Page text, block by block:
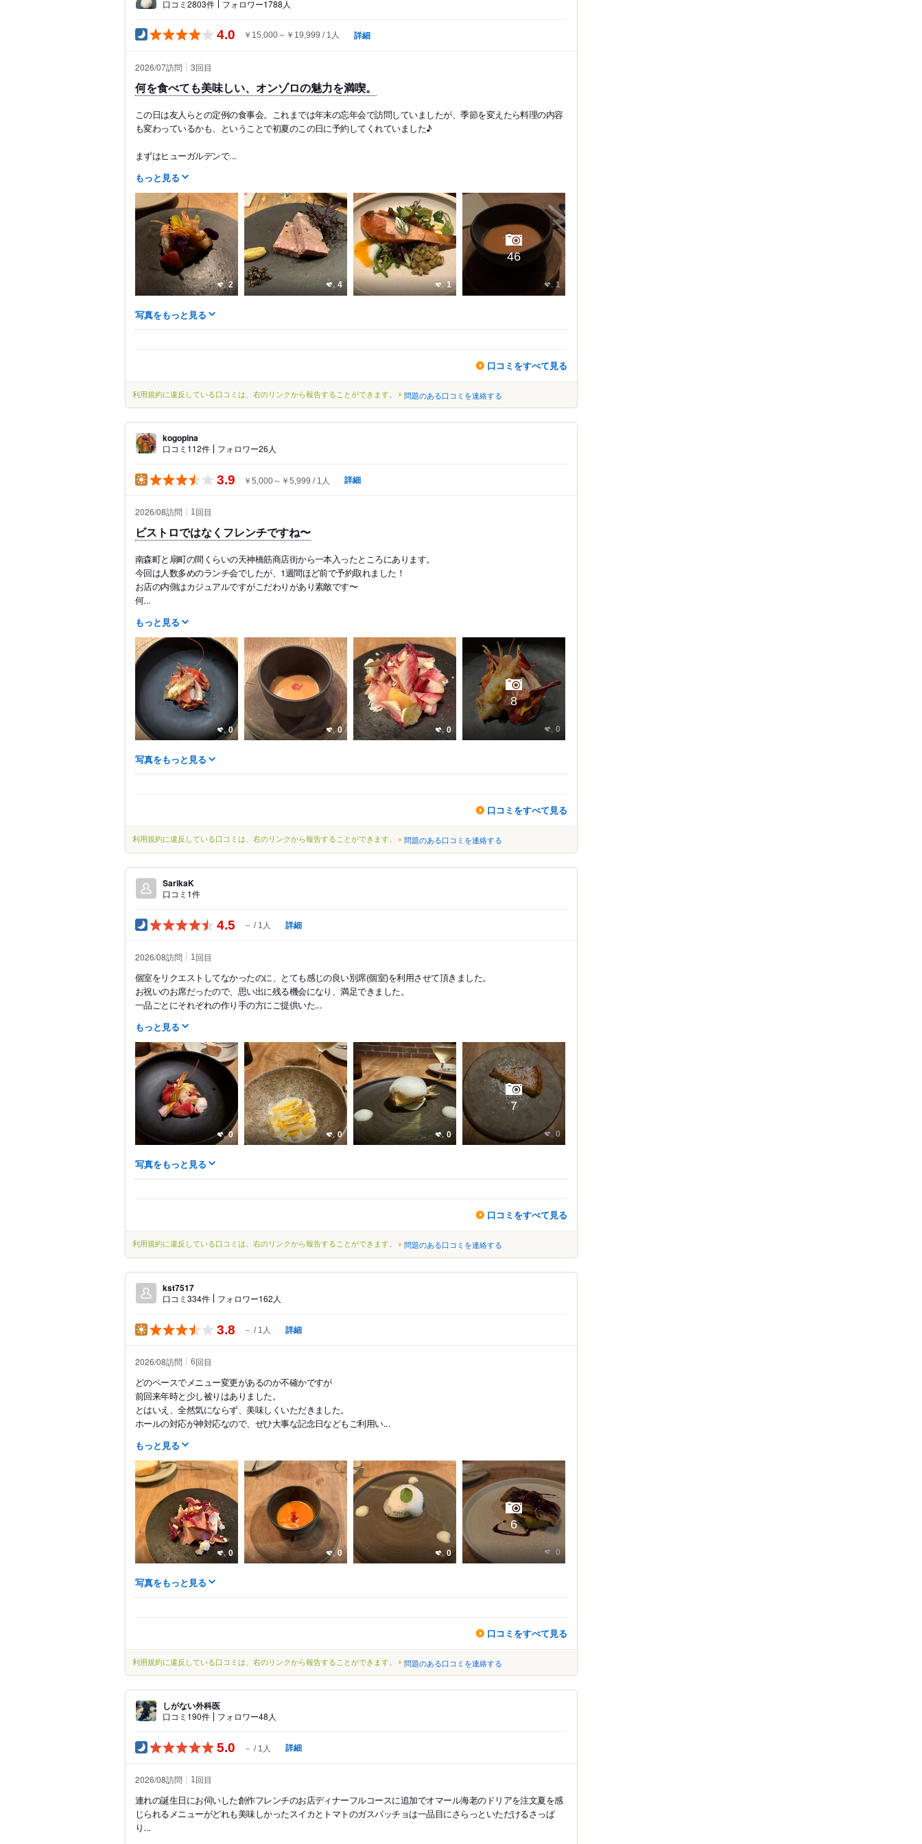
口コミ2803件 フォロワー1788人
4.0 ￥15,000～￥19,999 1人 詳細
2026/07訪問 3回目
何を食べても美味しい、オンゾロの魅力を満喫。
この日は友人らとの定例の食事会。これまでは年末の忘年会で訪問していましたが、季節を変えたら料理の内容
も変わっているかも、ということで初夏のこの日に予約してくれていました♪
まずはヒューガルデンで...
もっと見る
2 4 1 1
46
写真をもっと見る
口コミをすべて見る
利用規約に違反している口コミは、右のリンクから報告することができます。 問題のある口コミを連絡する
kogopina
口コミ112件 フォロワー26人
3.9 ￥5,000～￥5,999 1人 詳細
2026/08訪問 1回目
ビストロではなくフレンチですね〜
南森町と扇町の間くらいの天神橋筋商店街から一本入ったところにあります。
今回は人数多めのランチ会でしたが、1週間ほど前で予約取れました！
お店の内側はカジュアルですがこだわりがあり素敵です〜
何...
もっと見る
0 0 0 0
8
写真をもっと見る
口コミをすべて見る
利用規約に違反している口コミは、右のリンクから報告することができます。 問題のある口コミを連絡する
SarikaK
口コミ1件
4.5 － 1人 詳細
2026/08訪問 1回目
個室をリクエストしてなかったのに、とても感じの良い別席(個室)を利用させて頂きました。
お祝いのお席だったので、思い出に残る機会になり、満足できました。
一品ごとにそれぞれの作り手の方にご提供いた...
もっと見る
0 0 0 0
7
写真をもっと見る
口コミをすべて見る
利用規約に違反している口コミは、右のリンクから報告することができます。 問題のある口コミを連絡する
kst7517
口コミ334件 フォロワー162人
3.8 － 1人 詳細
2026/08訪問 6回目
どのペースでメニュー変更があるのか不確かですが
前回来年時と少し被りはありました。
とはいえ、全然気にならず、美味しくいただきました。
ホールの対応が神対応なので、ぜひ大事な記念日などもご利用い...
もっと見る
0 0 0 0
6
写真をもっと見る
口コミをすべて見る
利用規約に違反している口コミは、右のリンクから報告することができます。 問題のある口コミを連絡する
しがない外科医
口コミ190件 フォロワー48人
5.0 － 1人 詳細
2026/08訪問 1回目
連れの誕生日にお伺いした創作フレンチのお店ディナーフルコースに追加でオマール海老のドリアを注文夏を感
じられるメニューがどれも美味しかったスイカとトマトのガスパッチョは一品目にさらっといただけるさっぱ
り...